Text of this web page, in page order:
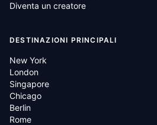
Diventa un creatore
DESTINAZIONI PRINCIPALI
New York
London
Singapore
Chicago
Berlin
Rome